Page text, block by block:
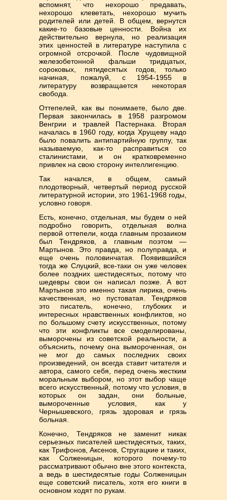
вспомнят, что нехорошо предавать,
нехорошо клеветать, нехорошо мучить
родителей или детей. В общем, вернутся
какие-то базовые ценности. Война их
действительно вернула, но реализация
этих ценностей в литературе наступила с
огромной отсрочкой. После чудовищной
железобетонной фальши тридцатых,
сороковых, пятидесятых годов, только
начиная, пожалуй, с 1954-1955 в
литературу возвращается некоторая
свобода.
Оттепелей, как вы понимаете, было две.
Первая закончилась в 1958 разгромом
Венгрии и травлей Пастернака. Вторая
началась в 1960 году, когда Хрущеву надо
было повалить антипартийную группу, так
называемую, как-то расправиться со
сталинистами, и он кратковременно
привлек на свою сторону интеллигенцию.
Так начался, в общем, самый
плодотворный, четвертый период русской
литературной истории, это 1961-1968 годы,
условно говоря.
Есть, конечно, отдельная, мы будем о ней
подробно говорить, отдельная волна
первой оттепели, когда главным прозаиком
был Тендряков, а главным поэтом —
Мартынов. Это правда, но полуправда, и
еще очень половинчатая. Появившийся
тогда же Слуцкий, все-таки он уже человек
более поздних шестидесятых, потому что
шедевры свои он написал позже. А вот
Мартынов это именно такая лирика, очень
качественная, но пустоватая. Тендряков
это писатель, конечно, глубоких и
интересных нравственных конфликтов, но
по большому счету искусственных, потому
что эти конфликты все смоделированы,
выморочены из советской реальности, а
объяснить, почему она вымороченная, он
не мог до самых последних своих
произведений, он всегда ставит читателя и
автора, самого себя, перед очень жестким
моральным выбором, но этот выбор чаще
всего искусственный, потому что условия, в
которых он задан, они больные,
вымороченные условия, как у
Чернышевского, грязь здоровая и грязь
больная.
Конечно, Тендряков не заменит никак
серьезных писателей шестидесятых, таких,
как Трифонов, Аксенов, Стругацкие и таких,
как Солженицын, которого почему-то
рассматривают обычно вне этого контекста,
а ведь в шестидесятые годы Солженицын
еще советский писатель, хотя его книги в
основном ходят по рукам.